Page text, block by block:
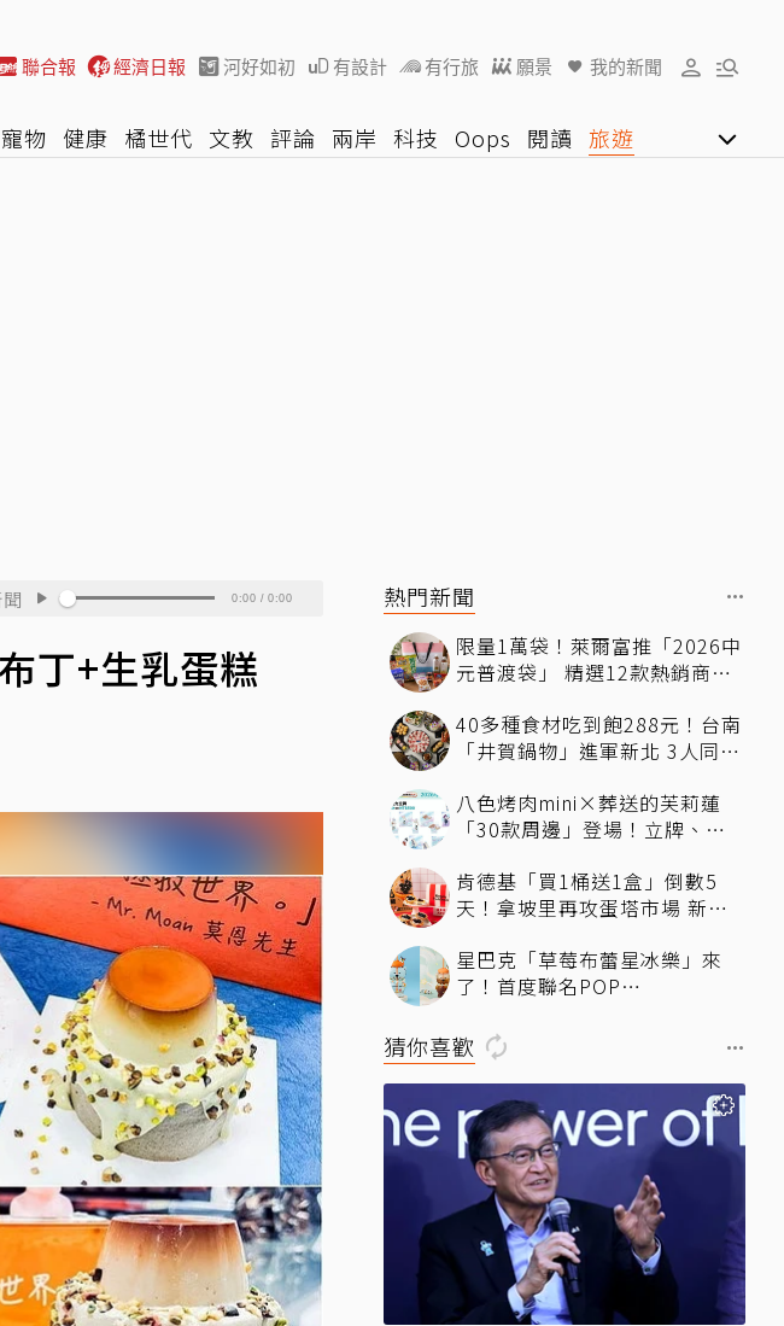
聯合報 經濟日報 河好如初 有設計 有行旅 願景 我的新聞
寵物 健康 橘世代 文教 評論 兩岸 科技 Oops 閱讀 旅遊
0:00 / 0:00
丁+生乳蛋糕
熱門新聞
限量1萬袋！萊爾富推「2026中
元普渡袋」 精選12款熱銷商品
40多種食材吃到飽288元！台南
「井賀鍋物」進軍新北 3人同行
八色烤肉mini×葬送的芙莉蓮
「30款周邊」登場！立牌、鑰
肯德基「買1桶送1盒」倒數5
天！拿坡里再攻蛋塔市場 新品
省71元
星巴克「草莓布蕾星冰樂」來
了！首度聯名POP
「MOLLYｘBearista小熊杯」
必收藏
猜你喜歡